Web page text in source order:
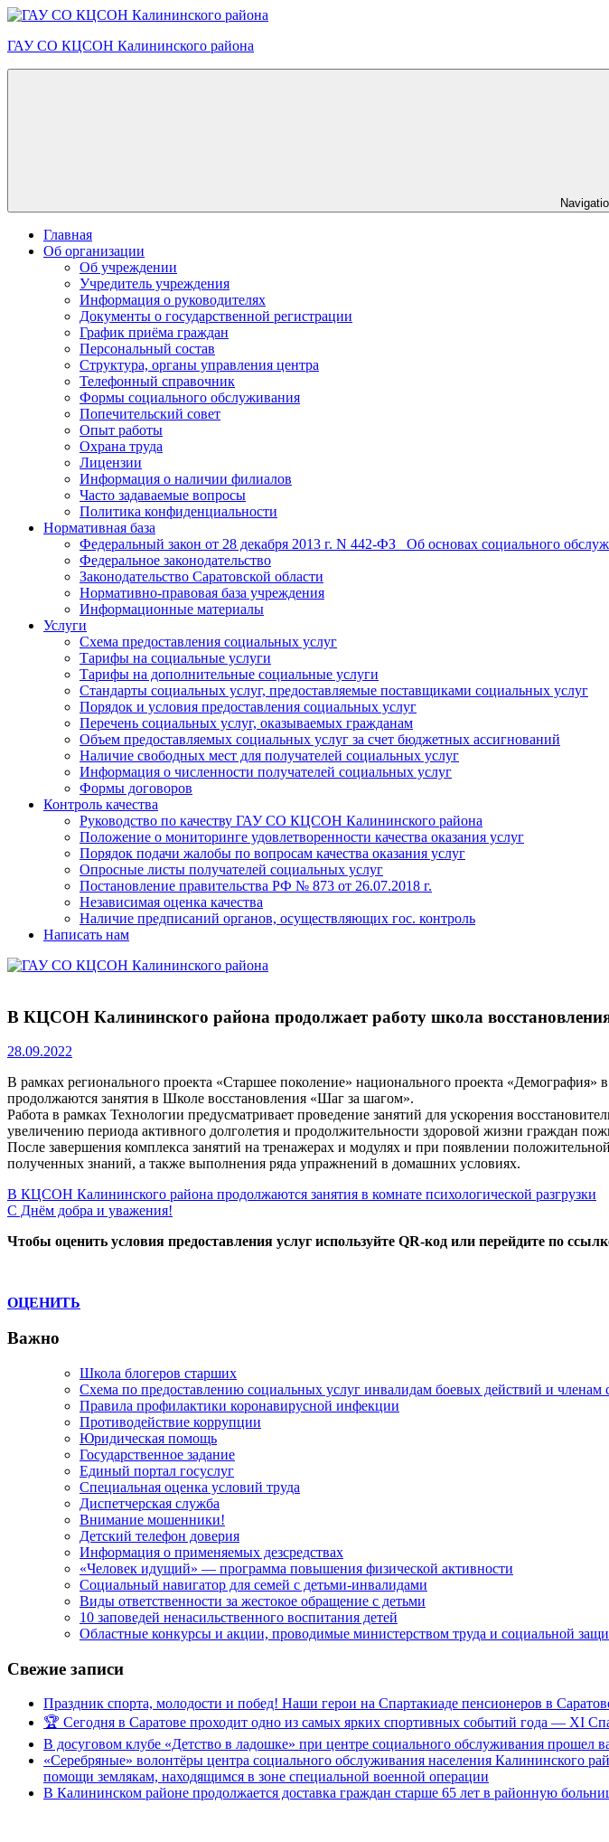
Skip
content
ГАУ СО КЦСОН Калининского района
Главная
Об организации
Об учреждении
Учредитель учреждения
Информация о руководителях
Документы о государственной регистрации
График приёма граждан
Персональный состав
Структура, органы управления центра
Телефонный справочник
Формы социального обслуживания
Попечительский совет
Опыт работы
Охрана труда
Лицензии
Информация о наличии филиалов
Часто задаваемые вопросы
Политика конфиденциальности
Нормативная база
Федеральный закон от 28 декабря 2013 г. N 442-ФЗ _Об основах социального
Федеральное законодательство
Законодательство Саратовской области
Нормативно-правовая база учреждения
Информационные материалы
Услуги
Схема предоставления социальных услуг
Тарифы на социальные услуги
Тарифы на дополнительные социальные услуги
Стандарты социальных услуг, предоставляемые поставщиками социальных услуг
Порядок и условия предоставления социальных услуг
Перечень социальных услуг, оказываемых гражданам
Объем предоставляемых социальных услуг за счет бюджетных ассигнований
Наличие свободных мест для получателей социальных услуг
Информация о численности получателей социальных услуг
Формы договоров
Контроль качества
Руководство по качеству ГАУ СО КЦСОН Калининского района
Положение о мониторинге удовлетворенности качества оказания услуг
Порядок подачи жалобы по вопросам качества оказания услуг
Опросные листы получателей социальных услуг
Постановление правительства РФ № 873 от 26.07.2018 г.
Независимая оценка качества
Наличие предписаний органов, осуществляющих гос. контроль
Написать нам
В КЦСОН Калининского района продолжает работу школа
28.09.2022
В рамках регионального проекта «Старшее поколение» национального проекта
продолжаются занятия в Школе восстановления «Шаг за шагом».
Работа в рамках Технологии предусматривает проведение занятий для ускорения
увеличению периода активного долголетия и продолжительности здоровой жизни граждан
После завершения комплекса занятий на тренажерах и модулях и при появлении
полученных знаний, а также выполнения ряда упражнений в домашних условиях.
Навигация
по
записям
Previous
Post:
В КЦСОН Калининского района продолжаются занятия в комнате психологической разгрузки
Next
С Днём добра и уважения!
Чтобы оценить условия предоставления услуг используйте QR-код или перейдите по
ОЦЕНИТЬ
Важно
Школа блогеров старших
Схема по предоставлению социальных услуг инвалидам боевых действий и членам
Правила профилактики коронавирусной инфекции
Противодействие коррупции
Юридическая помощь
Государственное задание
Единый портал госуслуг
Специальная оценка условий труда
Диспетчерская служба
Внимание мошенники!
Детский телефон доверия
Информация о применяемых дезсредствах
«Человек идущий» — программа повышения физической активности
Социальный навигатор для семей с детьми-инвалидами
Виды ответственности за жестокое обращение с детьми
10 заповедей ненасильственного воспитания детей
Областные конкурсы и акции, проводимые министерством труда и социальной
Свежие записи
Праздник спорта, молодости и побед! Наши герои на Спартакиаде пенсионеров в
🏆 Сегодня в Саратове проходит одно из самых ярких спортивных событий года — XI
В досуговом клубе «Детство в ладошке» при центре социального обслуживания
«Серебряные» волонтёры центра социального обслуживания населения Калининского
помощи землякам, находящимся в зоне специальной военной операции
В Калининском районе продолжается доставка граждан старше 65 лет в районную